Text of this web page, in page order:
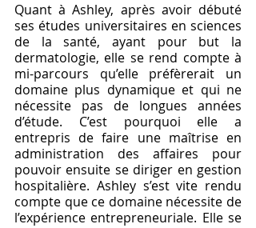
Quant à Ashley, après avoir débuté
ses études universitaires en sciences
de la santé, ayant pour but la
dermatologie, elle se rend compte à
mi-parcours qu’elle préfèrerait un
domaine plus dynamique et qui ne
nécessite pas de longues années
d’étude. C’est pourquoi elle a
entrepris de faire une maîtrise en
administration des affaires pour
pouvoir ensuite se diriger en gestion
hospitalière. Ashley s’est vite rendu
compte que ce domaine nécessite de
l’expérience entrepreneuriale. Elle se